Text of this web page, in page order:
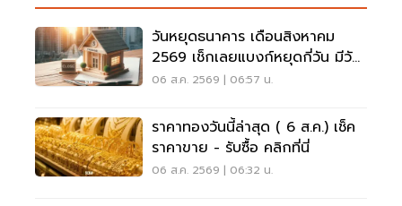
วันหยุดธนาคาร เดือนสิงหาคม
2569 เช็กเลยแบงก์หยุดกี่วัน มีวัน
หยุดยาวไหม
06 ส.ค. 2569 | 06:57 น.
ราคาทองวันนี้ล่าสุด ( 6 ส.ค.) เช็ค
ราคาขาย - รับซื้อ คลิกที่นี่
06 ส.ค. 2569 | 06:32 น.